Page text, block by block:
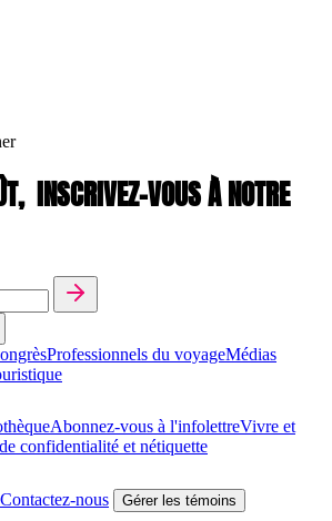
INSCRIVEZ-VOUS À NOTRE
Professionnels du voyageMédias
Abonnez-vous à l'infolettreVivre et
confidentialité et nétiquette
Contactez-nous Gérer les témoins